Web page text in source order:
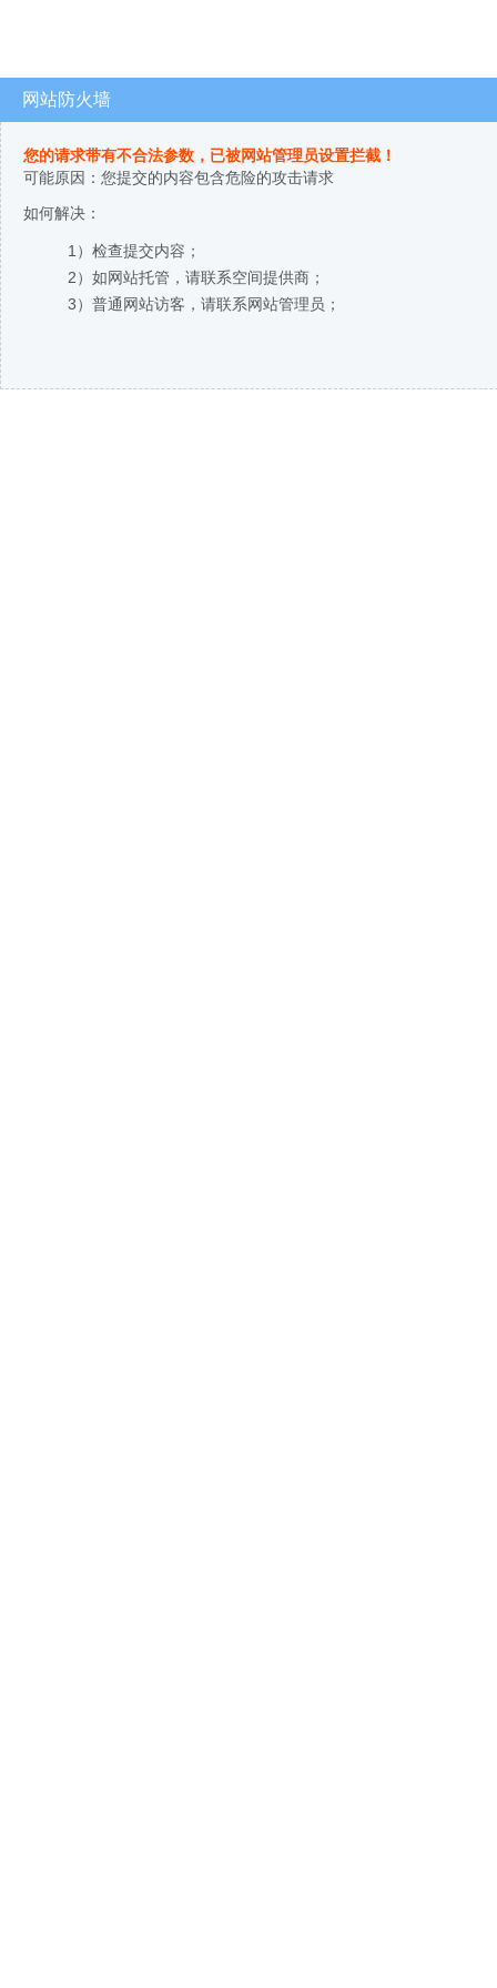
网站防火墙
您的请求带有不合法参数，已被网站管理员设置拦截！
可能原因：您提交的内容包含危险的攻击请求
如何解决：
1）检查提交内容；
2）如网站托管，请联系空间提供商；
3）普通网站访客，请联系网站管理员；